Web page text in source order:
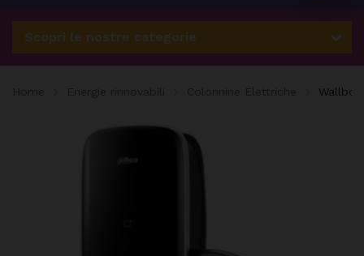
Scopri le nostre categorie